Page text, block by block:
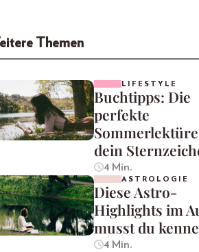
Themen
LIFESTYLE
Buchtipps: Die
perfekte
dein
4 Min.
ASTROLOGIE
Diese Astro-
Highlights im
musst du
4 Min.